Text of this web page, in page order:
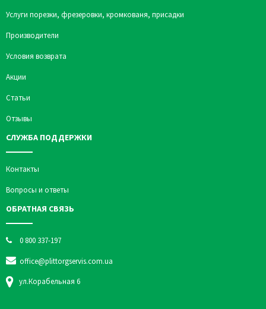
Услуги порезки, фрезеровки, кромкованя, присадки
Производители
Условия возврата
Акции
Статьи
Отзывы
СЛУЖБА ПОДДЕРЖКИ
Контакты
Вопросы и ответы
ОБРАТНАЯ СВЯЗЬ
0 800 337-197
office@plittorgservis.com.ua
ул.Корабельная 6